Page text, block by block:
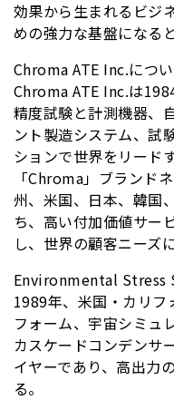
効果から生まれるビジ
めの強力な基盤になる
Chroma ATE Inc.につ
Chroma ATE Inc.は
精度試験と計測機器、
ント製造システム、試
ションで世界をリード
「Chroma」ブランド
州、米国、日本、韓国
ち、高い付加価値サー
し、世界の顧客ニーズ
Environmental Stress
1989年、米国・カリフ
フォーム、宇宙シミュ
カスケードコンデンサ
イヤーであり、高出力
る。